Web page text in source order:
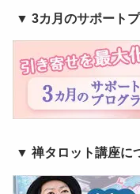
▼ 3カ月のサポート
▼ 禅タロット講座に